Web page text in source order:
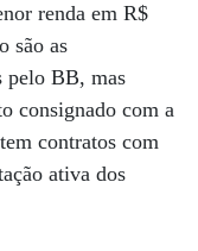
renda em R$
são as
pelo BB, mas
consignado com a
contratos com
ativa dos